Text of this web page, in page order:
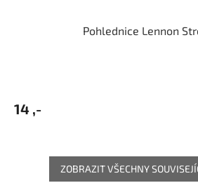
Pohlednice Lennon
14 ,-
ZOBRAZIT VŠECHNY